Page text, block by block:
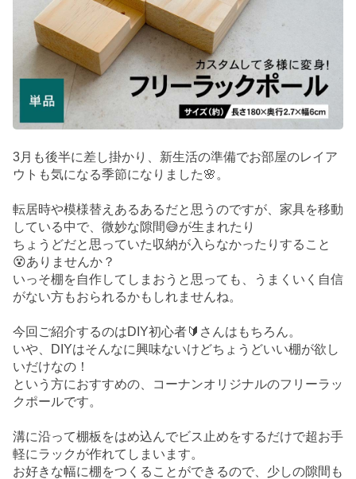
3月も後半に差し掛かり、新生活の準備でお部屋のレイア
ウトも気になる季節になりました🌸。
転居時や模様替えあるあるだと思うのですが、家具を移動
している中で、微妙な隙間😅が生まれたり
ちょうどだと思っていた収納が入らなかったりすること
😵ありませんか？
いっそ棚を自作してしまおうと思っても、うまくいく自信
がない方もおられるかもしれませんね。
今回ご紹介するのはDIY初心者🔰さんはもちろん。
いや、DIYはそんなに興味ないけどちょうどいい棚が欲し
いだけなの！
という方におすすめの、コーナンオリジナルのフリーラッ
クポールです。
溝に沿って棚板をはめ込んでビス止めをするだけで超お手
軽にラックが作れてしまいます。
お好きな幅に棚をつくることができるので、少しの隙間も